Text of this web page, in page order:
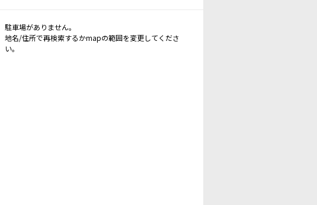
駐車場がありません。
地名/住所で再検索するかmapの範囲を変更してくださ
い。